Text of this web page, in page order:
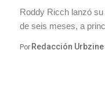
Roddy Ricch lanzó
de seis meses, a
Por Redacción Urbzine